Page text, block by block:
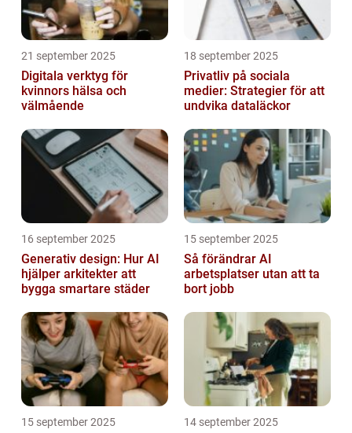
21 september 2025
Digitala verktyg för
kvinnors hälsa och
välmående
18 september 2025
Privatliv på sociala
medier: Strategier för att
undvika dataläckor
16 september 2025
Generativ design: Hur AI
hjälper arkitekter att
bygga smartare städer
15 september 2025
Så förändrar AI
arbetsplatser utan att ta
bort jobb
15 september 2025 14 september 2025